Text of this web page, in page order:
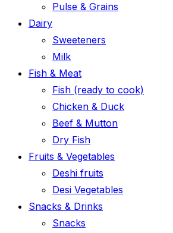
Pulse & Grains
Dairy
Sweeteners
Milk
Fish & Meat
Fish (ready to cook)
Chicken & Duck
Beef & Mutton
Dry Fish
Fruits & Vegetables
Deshi fruits
Desi Vegetables
Snacks & Drinks
Snacks